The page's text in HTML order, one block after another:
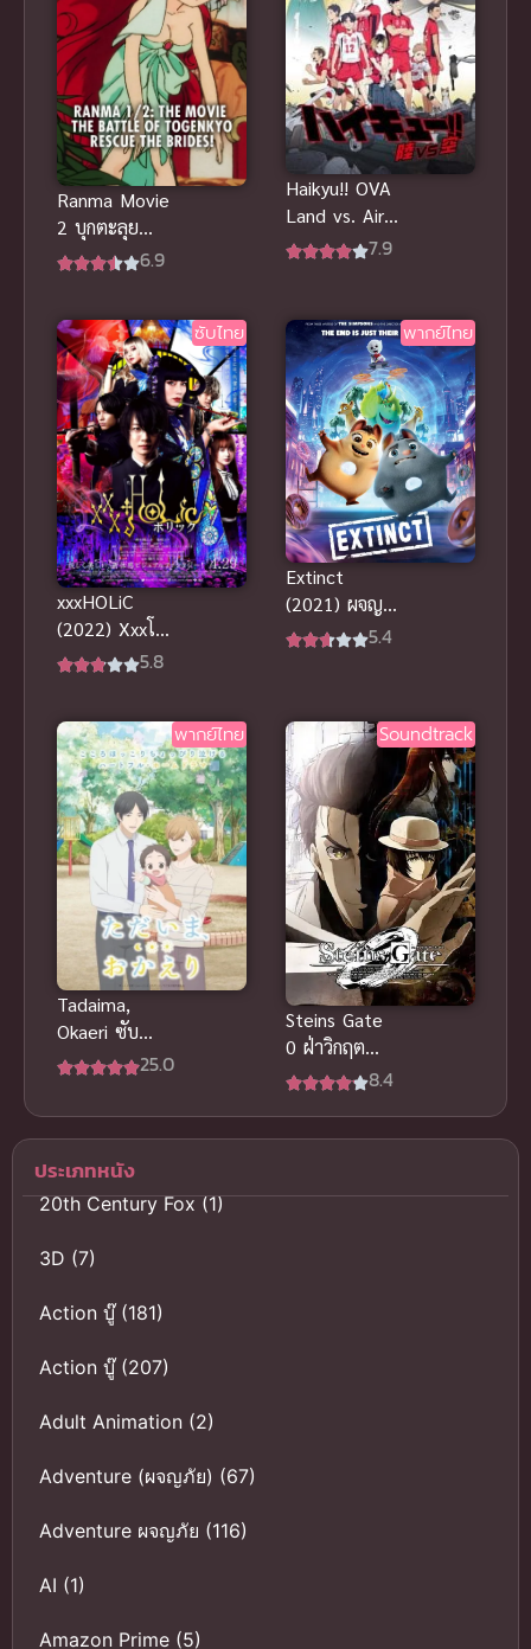
Ranma Movie
2 บุกตะลุย
พากย์ไทย รัน
ต่อสู้
6.9
Haikyu!! OVA
Land vs. Air
ไฮคิว คู่ตบฟ้า
7.9
ซับไทย
xxxHOLiC
(2022) Xxxโฮ
ลิค ซับไทย ดู
HD ทุกตอน
5.8
พากย์ไทย
Extinct
(2021) ผจญ
ภัยสัตว์สูญ5.4
พากย์ไทย
Tadaima,
Okaeri ซับ
ไทย
25.0
Soundtrack
Steins Gate
0 ฝ่าวิกฤต
พิชิตกาลเวลา
8.4
ประเภทหนัง
20th Century Fox(1)
3D (7)
Action บู๊(181)
Action บู๊(207)
Adult Animation (2)
Adventure (ผจญภัย) (67)
Adventure ผจญภัย (116)
AI (1)
Amazon Prime (5)